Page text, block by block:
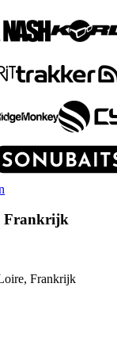
Frankrijk
Frankrijk